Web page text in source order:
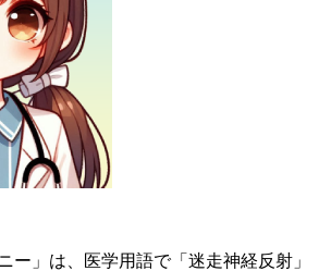
ー」は、医学用語で「迷走神経反射」